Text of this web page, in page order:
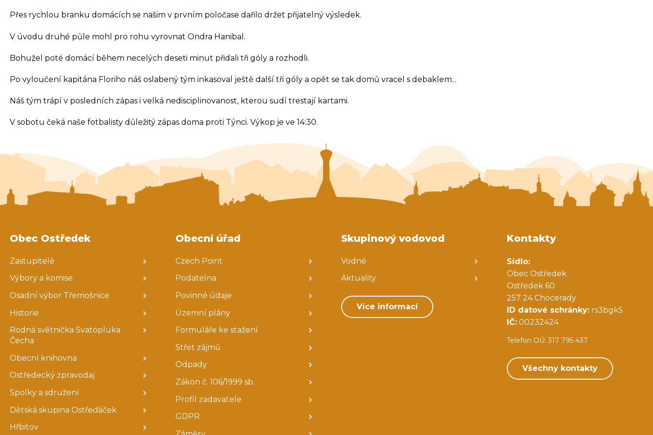
Koordinátor sociální práce
Přes rychlou branku domácích se našim v prvním poločase dařilo držet přijatelný výsledek.
V úvodu druhé půle mohl pro rohu vyrovnat Ondra Hanibal.
Bohužel poté domácí během necelých deseti minut přidali tři góly a rozhodli.
Po vyloučení kapitána Floriho náš oslabený tým inkasoval ještě další tři góly a opět se tak domů vracel s debaklem...
Náš tým trápí v posledních zápas i velká nedisciplinovanost, kterou sudí trestají kartami.
V sobotu čeká naše fotbalisty důležitý zápas doma proti Týnci. Výkop je ve 14:30.
Obec Ostředek
Zastupitelé
Výbory a komise
Osadní výbor Třemošnice
Historie
Rodná světnička Svatopluka
Čecha
Obecní knihovna
Ostředecký zpravodaj
Spolky a sdružení
Dětská skupina Ostřeďáček
Hřbitov
Obecní úřad
Czech Point
Podatelna
Povinné údaje
Územní plány
Formuláře ke stažení
Střet zájmů
Odpady
Zákon č. 106/1999 sb.
Profil zadavatele
GDPR
Skupinový vodovod
Vodné
Aktuality
Více informací
Kontakty
Sídlo:
Obec Ostředek
Ostředek 60
257 24 Chocerady
ID datové schránky: rs3bgk5
IČ: 00232424
Telefon OÚ: 317 795 437
Všechny kontakty